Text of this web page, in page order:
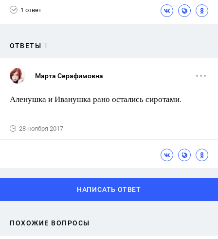
1 ответ
ОТВЕТЫ 1
Марта Серафимовна
Аленушка и Иванушка рано остались сиротами.
28 ноября 2017
НАПИСАТЬ ОТВЕТ
ПОХОЖИЕ ВОПРОСЫ